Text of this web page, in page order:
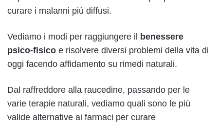
curare i malanni più diffusi.
Vediamo i modi per raggiungere il benessere
psico-fisico e risolvere diversi problemi della vita di
oggi facendo affidamento su rimedi naturali.
Dal raffreddore alla raucedine, passando per le
varie terapie naturali, vediamo quali sono le più
valide alternative ai farmaci per curare